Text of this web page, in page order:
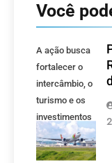
Você
A ação busca
fortalecer o
intercâmbio, o
turismo e os
investimentos
entre Brasil e
Portugal.